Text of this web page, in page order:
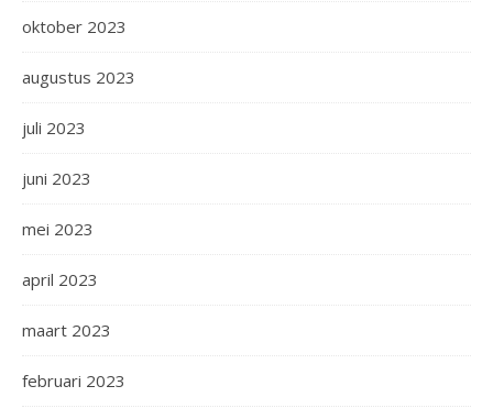
oktober 2023
augustus 2023
juli 2023
juni 2023
mei 2023
april 2023
maart 2023
februari 2023